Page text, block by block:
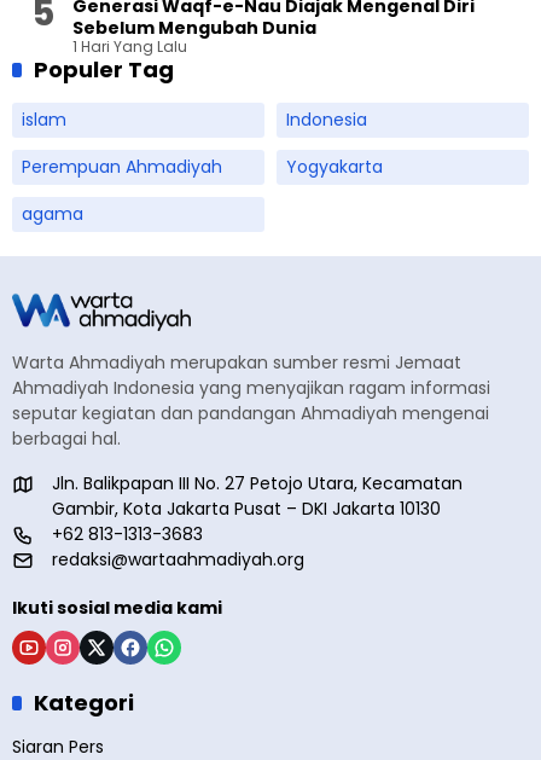
Generasi Waqf-e-Nau Diajak Mengenal Diri
Sebelum Mengubah Dunia
1 Hari Yang Lalu
Populer Tag
islam
Indonesia
Perempuan Ahmadiyah
Yogyakarta
agama
Warta Ahmadiyah merupakan sumber resmi Jemaat
Ahmadiyah Indonesia yang menyajikan ragam informasi
seputar kegiatan dan pandangan Ahmadiyah mengenai
berbagai hal.
Jln. Balikpapan III No. 27 Petojo Utara, Kecamatan
Gambir, Kota Jakarta Pusat – DKI Jakarta 10130
+62 813-1313-3683
redaksi@wartaahmadiyah.org
Ikuti sosial media kami
Kategori
Siaran Pers